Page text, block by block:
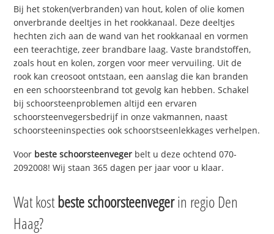
Bij het stoken(verbranden) van hout, kolen of olie komen
onverbrande deeltjes in het rookkanaal. Deze deeltjes
hechten zich aan de wand van het rookkanaal en vormen
een teerachtige, zeer brandbare laag. Vaste brandstoffen,
zoals hout en kolen, zorgen voor meer vervuiling. Uit de
rook kan creosoot ontstaan, een aanslag die kan branden
en een schoorsteenbrand tot gevolg kan hebben. Schakel
bij schoorsteenproblemen altijd een ervaren
schoorsteenvegersbedrijf in onze vakmannen, naast
schoorsteeninspecties ook schoorstseenlekkages verhelpen.
Voor beste schoorsteenveger belt u deze ochtend 070-
2092008! Wij staan 365 dagen per jaar voor u klaar.
Wat kostbeste schoorsteenvegerin regio Den
Haag?